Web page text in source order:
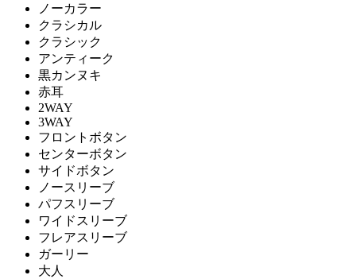
ノーカラー
クラシカル
クラシック
アンティーク
黒カンヌキ
赤耳
2WAY
3WAY
フロントボタン
センターボタン
サイドボタン
ノースリーブ
パフスリーブ
ワイドスリーブ
フレアスリーブ
ガーリー
大人